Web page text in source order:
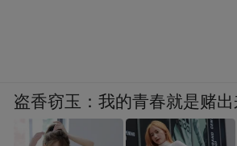
盗香窃玉：我的青春就是赌出